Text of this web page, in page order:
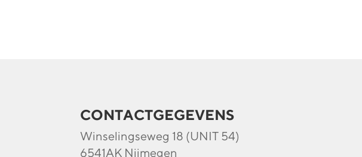
CONTACTGEGEVENS
Winselingseweg 18 (UNIT 54)
6541AK Nijmegen